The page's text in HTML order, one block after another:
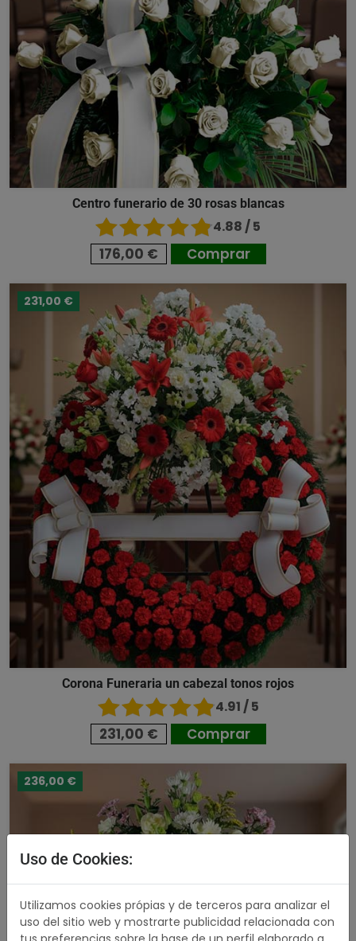
Centro funerario de 30 rosas blancas
4.88 / 5
176,00 € Comprar
231,00 €
Corona Funeraria un cabezal tonos rojos
4.91 / 5
231,00 € Comprar
236,00 €
Uso de Cookies:
Utilizamos cookies própias y de terceros para analizar el
uso del sitio web y mostrarte publicidad relacionada con